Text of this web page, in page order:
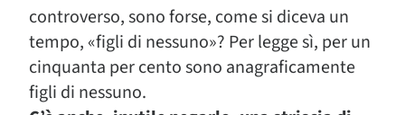
controverso, sono forse, come si diceva un
tempo, «figli di nessuno»? Per legge sì, per un
cinquanta per cento sono anagraficamente
figli di nessuno.